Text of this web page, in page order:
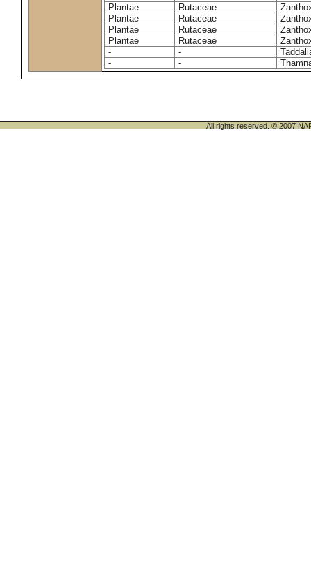
Plantae
Rutaceae
Plantae
Rutaceae
Plantae
Rutaceae
Plantae
Rutaceae
-
-
-
-
All rights reserved. © 2007